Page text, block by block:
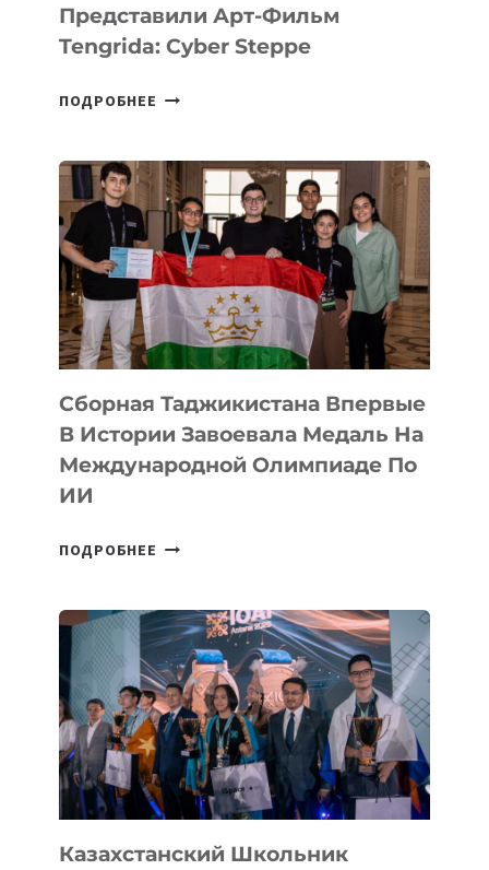
Представили Арт-Фильм
Tengrida: Cyber Steppe
ПОДРОБНЕЕ
ASTANA
ПРЕДСТАВИЛИ
АРТ-
ФИЛЬМ
TENGRIDA:
CYBER
STEPPE
Сборная Таджикистана Впервые
В Истории Завоевала Медаль На
Международной Олимпиаде По
ИИ
ПОДРОБНЕЕ СБОРНАЯ
В
ИСТОРИИ
ЗАВОЕВАЛА
МЕДАЛЬ
НА
МЕЖДУНАРОДНОЙ
ОЛИМПИАДЕ
ПО
Казахстанский Школьник